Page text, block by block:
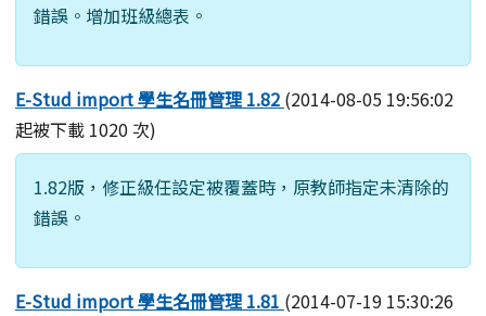
錯誤。增加班級總表。
E-Stud import 學生名冊管理 1.82 (2014-08-05 19:56:02
起被下載 1020 次)
1.82版，修正級任設定被覆蓋時，原教師指定未清除的
錯誤。
E-Stud import 學生名冊管理 1.81 (2014-07-19 15:30:26